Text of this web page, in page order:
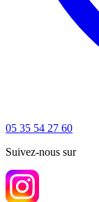
05 35 54 27 60
Suivez-nous sur